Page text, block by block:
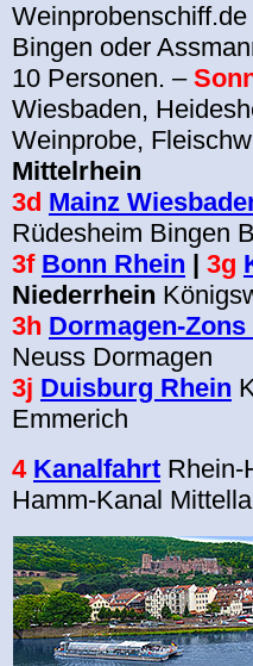
Weinprobenschiff.de
Bingen oder
10 Personen. –
Wiesbaden,
Weinprobe,
Mittelrhein
3d Mainz
Rüdesheim Bingen
3f Bonn Rhein | 3g
Niederrhein
3h Dormagen-Zons
Neuss Dormagen
3j Duisburg Rhein
Emmerich
4 Kanalfahrt Rhein-
Hamm-Kanal